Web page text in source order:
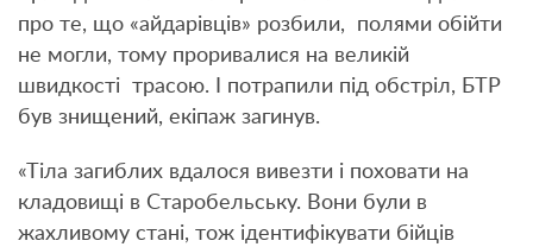
про те, що «айдарівців» розбили, полями обійти
не могли, тому проривалися на великій
швидкості трасою. І потрапили під обстріл, БТР
був знищений, екіпаж загинув.
«Тіла загиблих вдалося вивезти і поховати на
кладовищі в Старобельську. Вони були в
жахливому стані, тож ідентифікувати бійців